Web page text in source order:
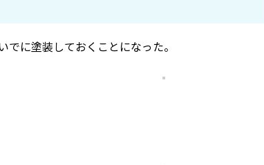
に塗装しておくことになった。